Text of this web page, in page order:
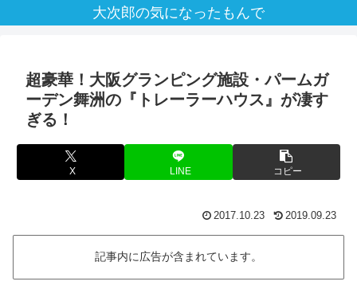
大次郎の気になったもんで
超豪華！大阪グランピング施設・パームガ
ーデン舞洲の『トレーラーハウス』が凄す
ぎる！
X LINE コピー
2017.10.23 2019.09.23
記事内に広告が含まれています。